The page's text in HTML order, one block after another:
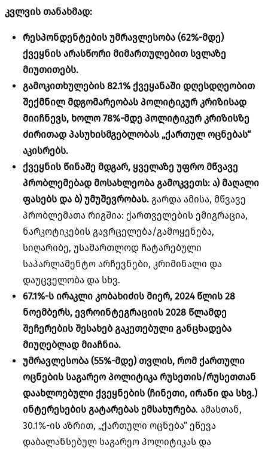
კვლვის თანახმად:
რესპონდენტების უმრავლესობა (62%-მდე)
ქვეყნის არასწორი მიმართულებით სვლაზე
მიუთითებს.
გამოკითხულების 82.1% ქვეყანაში დღესდღეობით
შექმნილ მდგომარეობას პოლიტიკურ კრიზისად
მიიჩნევს, ხოლო 78%-მდე პოლიტიკურ კრიზისზე
ძირითად პასუხისმგებლობას „ქართულ ოცნებას“
აკისრებს.
ქვეყნის წინაშე მდგარ, ყველაზე უფრო მწვავე
პრობლემებად მოსახლეობა გამოკვეთს: ა) მაღალი
ფასებს და ბ) უმუშევრობას. გარდა ამისა, მწვავე
პრობლემათა რიგშია: ქართველების ემიგრაცია,
ნარკოტიკების გავრცელება/გამოყენება,
სიღარიბე, უსამართლოდ ჩატარებული
საპარლამენტო არჩევნები, კრიმინალი და
დაუცველობა და სხვ.
67.1%-ს ირაკლი კობახიძის მიერ, 2024 წლის 28
ნოემბერს, ევროინტეგრაციის 2028 წლამდე
შეჩერების შესახებ გაკეთებული განცხადება
მიუღებლად მიაჩნია.
უმრავლესობა (55%-მდე) თვლის, რომ ქართული
ოცნების საგარეო პოლიტიკა რუსეთის/რუსეთთან
დაახლოებული ქვეყნების (ჩინეთი, ირანი და სხვ.)
ინტერესების გატარებას ემსახურება. ამასთან,
30.1%-ის აზრით, „ქართული ოცნება” ეწევა
დაბალანსებულ საგარეო პოლიტიკას და